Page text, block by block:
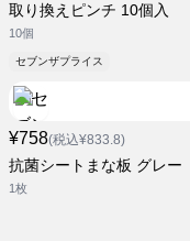
取り換えピンチ 10個入
10個
セブンザプライス
¥758(税込¥833.8)
抗菌シートまな板 グレー
1枚